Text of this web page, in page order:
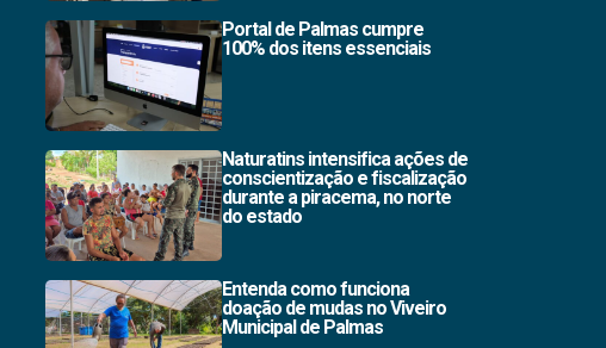
Portal de Palmas cumpre
100% dos itens essenciais
Naturatins intensifica ações de
conscientização e fiscalização
durante a piracema, no norte
do estado
Entenda como funciona
doação de mudas no Viveiro
Municipal de Palmas